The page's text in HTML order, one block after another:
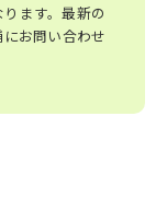
ます。最新の
お問い合わせ